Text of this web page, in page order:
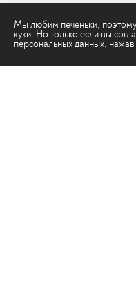
Мы любим печеньки,
куки. Но только если вы
персональных данных,